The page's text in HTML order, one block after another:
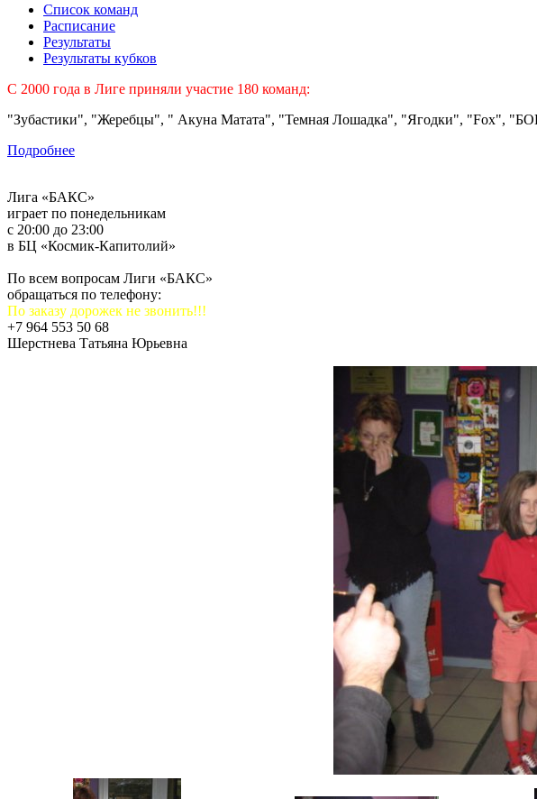
Список команд
Расписание
Результаты
Результаты кубков
C 2000 года в Лиге приняли участие 180 команд:
"Зубастики", "Жеребцы", " Акуна Матата", "Темная Лошадка", "Ягодки", "Fох",
Подробнее
Лига «БАКС»
играет по понедельникам
с 20:00 до 23:00
в БЦ «Космик-Капитолий»
По всем вопросам Лиги «БАКС»
обращаться по телефону:
По заказу дорожек не звонить!!!
+7 964 553 50 68
Шерстнева Татьяна Юрьевна